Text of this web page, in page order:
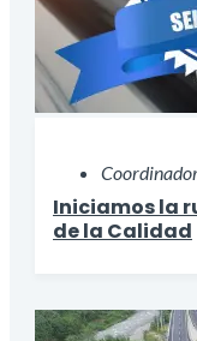
Iniciamos la
de la Calidad